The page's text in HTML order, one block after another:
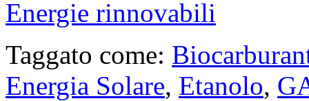
Energie rinnovabili
Taggato come:
Energia Solare, Etanolo,